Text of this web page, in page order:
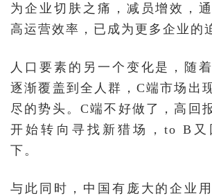
为企业切肤之痛，减员增效，
高运营效率，已成为更多企业的
人口要素的另一个变化是，随
逐渐覆盖到全人群，C端市场出
尽的势头。C端不好做了，高回
开始转向寻找新猎场，to B又
下。
与此同时，中国有庞大的企业